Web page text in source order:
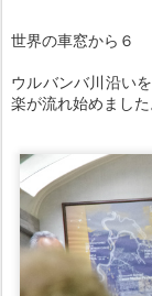
世界の車窓から６
ウルバンバ川沿い
楽が流れ始めました